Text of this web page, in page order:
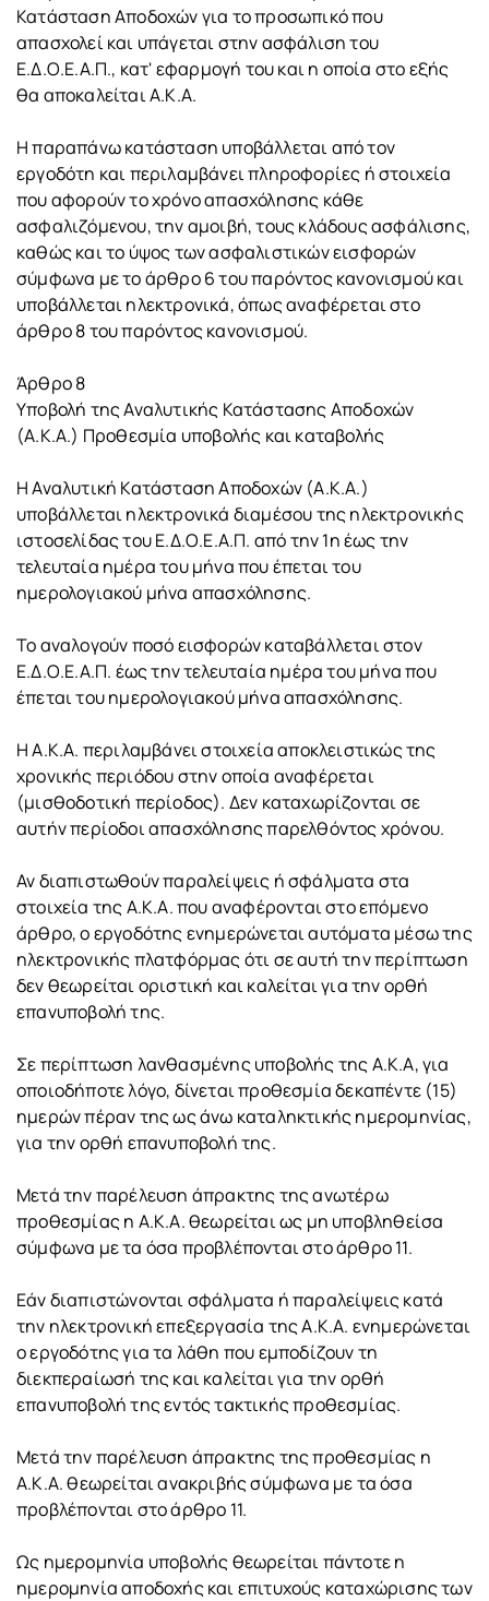
Κατάσταση Αποδοχών για το προσωπικό που
απασχολεί και υπάγεται στην ασφάλιση του
Ε.Δ.Ο.Ε.Α.Π., κατ' εφαρμογή του και η οποία στο εξής
θα αποκαλείται Α.Κ.Α.
Η παραπάνω κατάσταση υποβάλλεται από τον
εργοδότη και περιλαμβάνει πληροφορίες ή στοιχεία
που αφορούν το χρόνο απασχόλησης κάθε
ασφαλιζόμενου, την αμοιβή, τους κλάδους ασφάλισης,
καθώς και το ύψος των ασφαλιστικών εισφορών
σύμφωνα με το άρθρο 6 του παρόντος κανονισμού και
υποβάλλεται ηλεκτρονικά, όπως αναφέρεται στο
άρθρο 8 του παρόντος κανονισμού.
Άρθρο 8
Υποβολή της Αναλυτικής Κατάστασης Αποδοχών
(Α.Κ.Α.) Προθεσμία υποβολής και καταβολής
Η Αναλυτική Κατάσταση Αποδοχών (Α.Κ.Α.)
υποβάλλεται ηλεκτρονικά διαμέσου της ηλεκτρονικής
ιστοσελίδας του Ε.Δ.Ο.Ε.Α.Π. από την 1η έως την
τελευταία ημέρα του μήνα που έπεται του
ημερολογιακού μήνα απασχόλησης.
Το αναλογούν ποσό εισφορών καταβάλλεται στον
Ε.Δ.Ο.Ε.Α.Π. έως την τελευταία ημέρα του μήνα που
έπεται του ημερολογιακού μήνα απασχόλησης.
Η Α.Κ.Α. περιλαμβάνει στοιχεία αποκλειστικώς της
χρονικής περιόδου στην οποία αναφέρεται
(μισθοδοτική περίοδος). Δεν καταχωρίζονται σε
αυτήν περίοδοι απασχόλησης παρελθόντος χρόνου.
Αν διαπιστωθούν παραλείψεις ή σφάλματα στα
στοιχεία της Α.Κ.Α. που αναφέρονται στο επόμενο
άρθρο, ο εργοδότης ενημερώνεται αυτόματα μέσω της
ηλεκτρονικής πλατφόρμας ότι σε αυτή την περίπτωση
δεν θεωρείται οριστική και καλείται για την ορθή
επανυποβολή της.
Σε περίπτωση λανθασμένης υποβολής της Α.Κ.Α, για
οποιοδήποτε λόγο, δίνεται προθεσμία δεκαπέντε (15)
ημερών πέραν της ως άνω καταληκτικής ημερομηνίας,
για την ορθή επανυποβολή της.
Μετά την παρέλευση άπρακτης της ανωτέρω
προθεσμίας η Α.Κ.Α. θεωρείται ως μη υποβληθείσα
σύμφωνα με τα όσα προβλέπονται στο άρθρο 11.
Εάν διαπιστώνονται σφάλματα ή παραλείψεις κατά
την ηλεκτρονική επεξεργασία της Α.Κ.Α. ενημερώνεται
ο εργοδότης για τα λάθη που εμποδίζουν τη
διεκπεραίωσή της και καλείται για την ορθή
επανυποβολή της εντός τακτικής προθεσμίας.
Μετά την παρέλευση άπρακτης της προθεσμίας η
Α.Κ.Α. θεωρείται ανακριβής σύμφωνα με τα όσα
προβλέπονται στο άρθρο 11.
Ως ημερομηνία υποβολής θεωρείται πάντοτε η
ημερομηνία αποδοχής και επιτυχούς καταχώρισης των